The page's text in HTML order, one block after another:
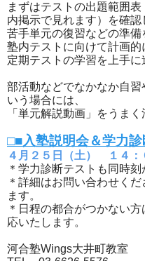
まずはテストの出題範囲
内掲示で見れます）を確認
苦手単元の復習などの準備
塾内テストに向けて計画的
定期テストの学習を上手に
部活動などでなかなか自
いう場合には、
「単元解説動画」をうまく
□■入塾説明会＆学力
４月２５日（土） １４：
＊学力診断テストも同時刻
＊詳細はお問い合わせく
ます。
＊日程の都合がつかない
応いたします。
河合塾Wings大井町教室